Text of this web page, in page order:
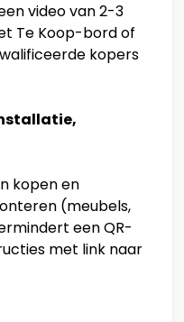
video van 2-3
Te Koop-bord of
kopers
kopen en
(meubels,
een QR-
met link naar